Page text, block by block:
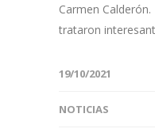
Carmen
trataron
19/10/2021
NOTICIAS